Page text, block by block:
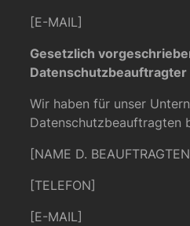
[E-MAIL]
Gesetzlich
Datenschutzbeauftragter
Wir haben für unser
Datenschutzbeauftragten
[NAME D.
[TELEFON]
[E-MAIL]